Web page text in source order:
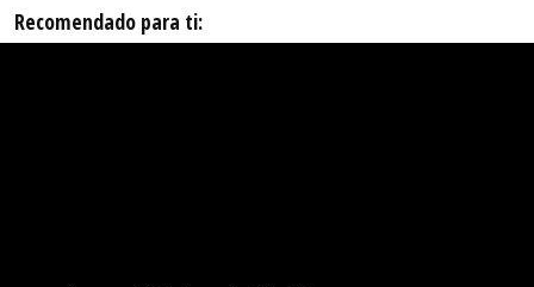
Recomendado para ti: